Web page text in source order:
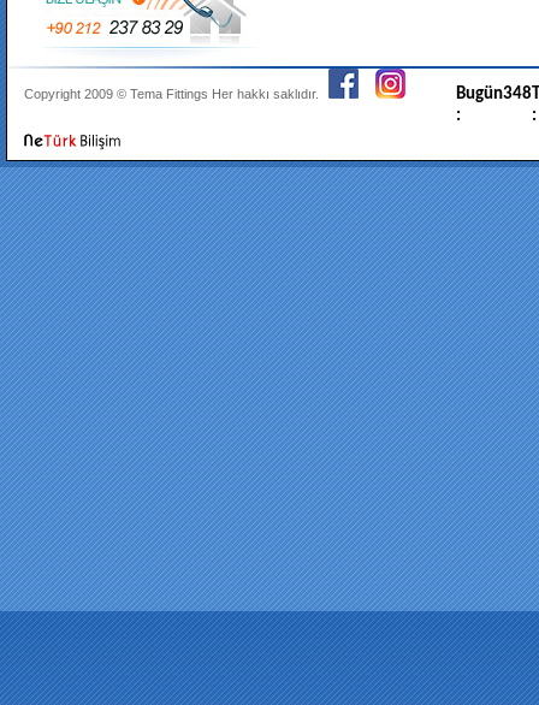
Copyright 2009 © Tema Fittings Her hakkı saklıdır.
Bugün
:
348
: